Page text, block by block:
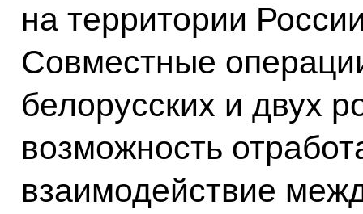
на территории
Совместные
белорусских и двух
возможность
взаимодействие